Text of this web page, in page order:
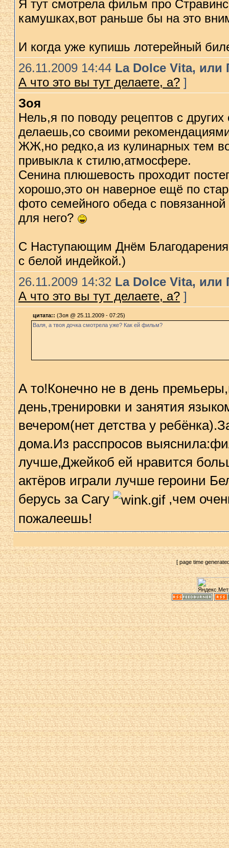
Я тут смотрела фильм про
камушках,вот раньше бы на это
И когда уже купишь лотерейный
26.11.2009 14:44 La Dolce Vita, или
А что это вы тут делаете, а?]
Зоя
Нель,я по поводу рецептов с
делаешь,со своими
ЖЖ,но редко,а из кулинарных тем
привыкла к стилю,атмосфере.
Сенина плюшевость проходит
хорошо,это он наверное ещё по
фото семейного обеда с
для него?
С Наступающим Днём
с белой индейкой.)
26.11.2009 14:32 La Dolce Vita, или
А что это вы тут делаете, а?]
цитата:: (Зоя @ 25.11.2009 - 07:25)
Валя, а твоя дочка смoтрела уже? Как ей фильм?
А то!Конечно не в день
день,тренировки и занятия
вечером(нет детства у
дома.Из расспросов
лучше,Джейкоб ей нравится
актёров играли лучше героини
берусь за Сагу
,чем
пожалеешь!
[ page time